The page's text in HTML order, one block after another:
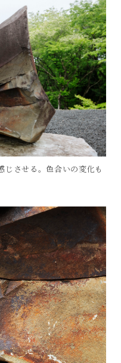
じさせる。色合いの変化も